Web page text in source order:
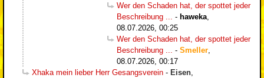
Wer den Schaden hat, der spottet jeder
Beschreibung ...
- haweka
08.07.2026, 00:25
Wer den Schaden hat, der spottet jeder
Beschreibung ...
- Smeller
08.07.2026, 00:17
Xhaka mein lieber Herr Gesangsverein - Eisen